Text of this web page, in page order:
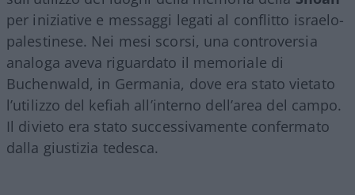
per iniziative e messaggi legati al conflitto israelo-
palestinese. Nei mesi scorsi, una controversia
analoga aveva riguardato il memoriale di
Buchenwald, in Germania, dove era stato vietato
l’utilizzo del kefiah all’interno dell’area del campo.
Il divieto era stato successivamente confermato
dalla giustizia tedesca.